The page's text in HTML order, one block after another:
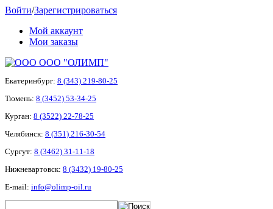
Войти/Зарегистрироваться
Мой аккаунт
Мои заказы
ООО "ОЛИМП"
Екатеринбург: 8 (343) 219-80-25
Тюмень: 8 (3452) 53-34-25
Курган: 8 (3522) 22-78-25
Челябинск: 8 (351) 216-30-54
Сургут: 8 (3462) 31-11-18
Нижневартовск: 8 (3432) 19-80-25
E-mail: info@olimp-oil.ru